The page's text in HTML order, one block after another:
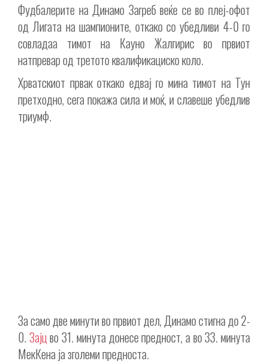
Фудбалерите на Динамо Загреб веќе се во плеј-офот
од Лигата на шампионите, откако со убедливи 4-0 го
совладаа тимот на Кауно Жалгирис во првиот
натпревар од третото квалификациско коло.
Хрватскиот првак откако едвај го мина тимот на Тун
претходно, сега покажа сила и моќ, и славеше убедлив
триумф.
За само две минути во првиот дел, Динамо стигна до 2-
0.Зајцво 31. минута донесе предност, а во 33. минута
МекКена ја зголеми предноста.